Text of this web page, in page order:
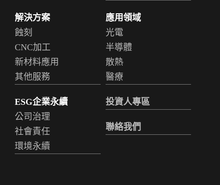
解決方案
蝕刻
CNC加工
新材料應用
其他服務
應用領域
光電
半導體
散熱
醫療
ESG企業永續
公司治理
社會責任
環境永續
投資人專區
聯絡我們